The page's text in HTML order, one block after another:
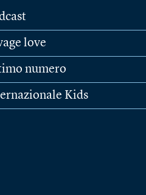
love
numero
Kids